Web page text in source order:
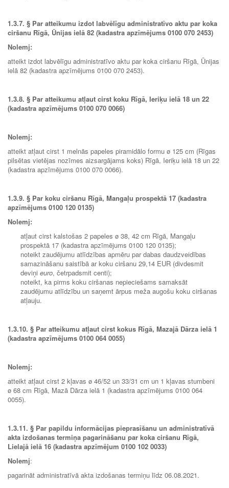
1.3.7. § Par atteikumu izdot labvēlīgu administratīvo aktu par koka
ciršanu Rīgā, Ūnijas ielā 82 (kadastra apzīmējums 0100 070 2453)
Nolemj:
atteikt izdot labvēlīgu administratīvo aktu par koka ciršanu Rīgā, Ūnijas
ielā 82 (kadastra apzīmējums 0100 070 2453).
1.3.8. § Par atteikumu atļaut cirst koku Rīgā, Ieriķu ielā 18 un 22
(kadastra apzīmējums 0100 070 0066)
Nolemj:
atteikt atļaut cirst 1 melnās papeles piramidālo formu ø 125 cm (Rīgas
pilsētas vietējas nozīmes aizsargājams koks) Rīgā, Ieriķu ielā 18 un 22
(kadastra apzīmējums 0100 070 0066).
1.3.9. § Par koku ciršanu Rīgā, Mangaļu prospektā 17 (kadastra
apzīmējums 0100 120 0135)
Nolemj:
atļaut cirst kalstošas 2 papeles ø 38, 42 cm Rīgā, Mangaļu
prospektā 17 (kadastra apzīmējums 0100 120 0135);
noteikt zaudējumu atlīdzības apmēru par dabas daudzveidības
samazināšanu saistībā ar koku ciršanu 29,14 EUR (divdesmit
deviņi euro, četrpadsmit centi);
noteikt, ka pirms koku ciršanas nepieciešams samaksāt
zaudējumu atlīdzību un saņemt ārpus meža augošu koku ciršanas
atļauju.
1.3.10. § Par atteikumu atļaut cirst kokus Rīgā, Mazajā Dārza ielā 1
(kadastra apzīmējums 0100 064 0055)
Nolemj:
atteikt atļaut cirst 2 kļavas ø 46/52 un 33/31 cm un 1 kļavas stumbeni
ø 68 cm Rīgā, Mazā Dārza ielā 1 (kadastra apzīmējums 0100 064
0055).
1.3.11. § Par papildu informācijas pieprasīšanu un administratīvā
akta izdošanas termiņa pagarināšanu par koka ciršanu Rīgā,
Lielajā ielā 16 (kadastra apzīmējum 0100 102 0033)
Nolemj:
pagarināt administratīvā akta izdošanas termiņu līdz 06.08.2021.